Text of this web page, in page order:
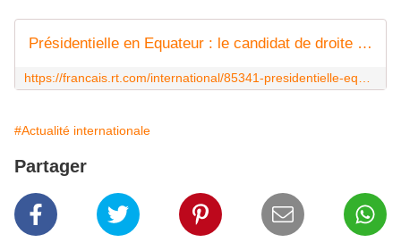
Présidentielle en Equateur : le candidat de droite libérale Lasso aurait des sociétés-écrans à Miami
#Actualité internationale
Partager